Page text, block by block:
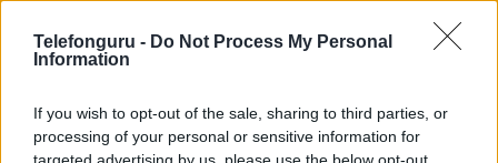
Telefonguru - Do Not Process My Personal
Information
If you wish to opt-out of the sale, sharing to third parties, or
processing of your personal or sensitive information for
targeted advertising by us, please use the below opt-out
Organizer
T9 szótár alkalmazás független szótár
Office alkalmazások